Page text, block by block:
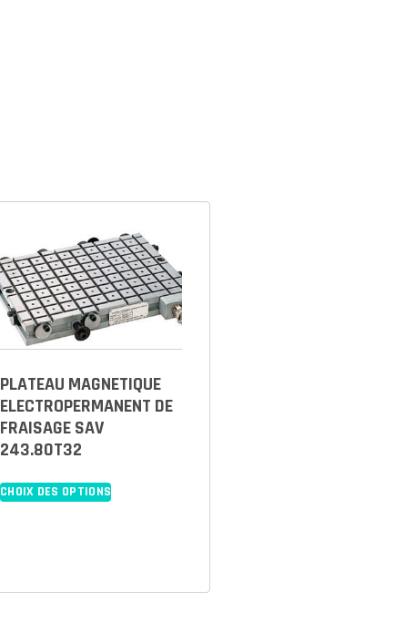
PLATEAU MAGNETIQUE
ELECTROPERMANENT DE
FRAISAGE SAV
243.80T32
CHOIX DES OPTIONS